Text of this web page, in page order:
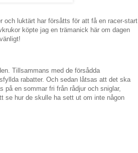
och luktärt har försåtts för att få en racer-start
köpte jag en trämanick här om dagen
Tillsammans med de försådda
rabatter. Och sedan låtsas att det ska
en sommar fri från rådjur och sniglar,
se hur de skulle ha sett ut om inte någon